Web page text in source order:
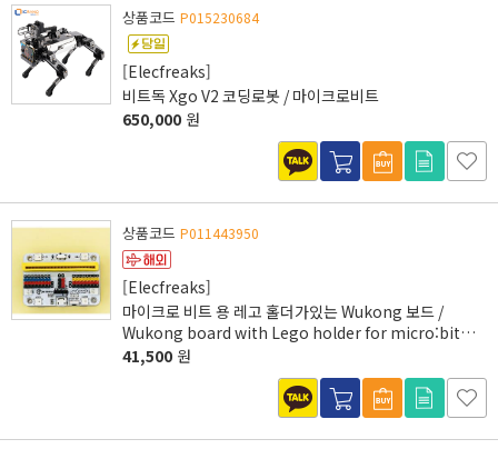
상품코드 P015230684
[Elecfreaks]
비트독 Xgo V2 코딩로봇 / 마이크로비트
650,000 원
상품코드 P011443950
[Elecfreaks]
마이크로 비트 용 레고 홀더가있는 Wukong 보드 /
Wukong board with Lego holder for micro:bit
[EP08207]
41,500 원